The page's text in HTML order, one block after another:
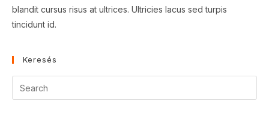
blandit cursus risus at ultrices. Ultricies lacus sed turpis
tincidunt id.
Keresés